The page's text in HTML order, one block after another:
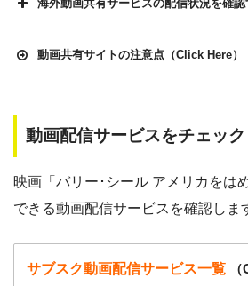
海外動画共有サービスの配信状況を確認
各動画共有サイトを実際に確認する
▶︎9tsu
動画共有サイトの注意点（Click Here）
Openloadや9tsu、無料ホームシアタ
いる恐れがあります。
法律に触れることはもちろん、フィ
感染によるスマホ・パソコントラブ
こうした動画共有サイトでの動画の
動画配信サービスをチェック
映画「バリー･シール アメリカをは
できる動画配信サービスを確認しま
サブスク動画配信サービス一覧